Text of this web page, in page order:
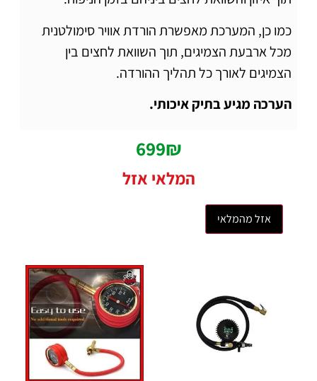
כמו כן, המערכת מאפשרת הורדת אוויר סימולטנית
מכל ארבעת הצמיגים, תוך השוואת לחצים בין
הצמיגים לאורך כל תהליך ההורדה.
הערכה מגיע בתיק איכותי.
699₪
המלאי אזל
אזל מהמלאי